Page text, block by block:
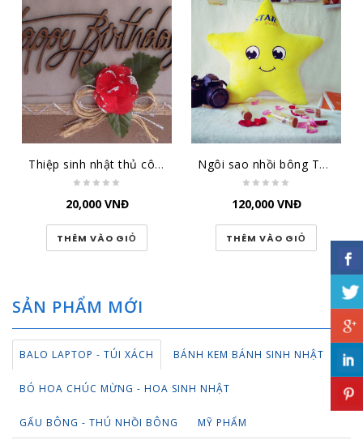
Thiệp sinh nhật thủ công đại lớn SN-DL-1501
20,000 VNĐ
THÊM VÀO GIỎ
Ngôi sao nhồi bông TBNS
120,000 VNĐ
THÊM VÀO GIỎ
SẢN PHẨM MỚI
BALO LAPTOP - TÚI XÁCH BÁNH KEM BÁNH SINH NHẬT
BÓ HOA CHÚC MỪNG - HOA SINH NHẬT
GẤU BÔNG - THÚ NHỒI BÔNG MỸ PHẨM